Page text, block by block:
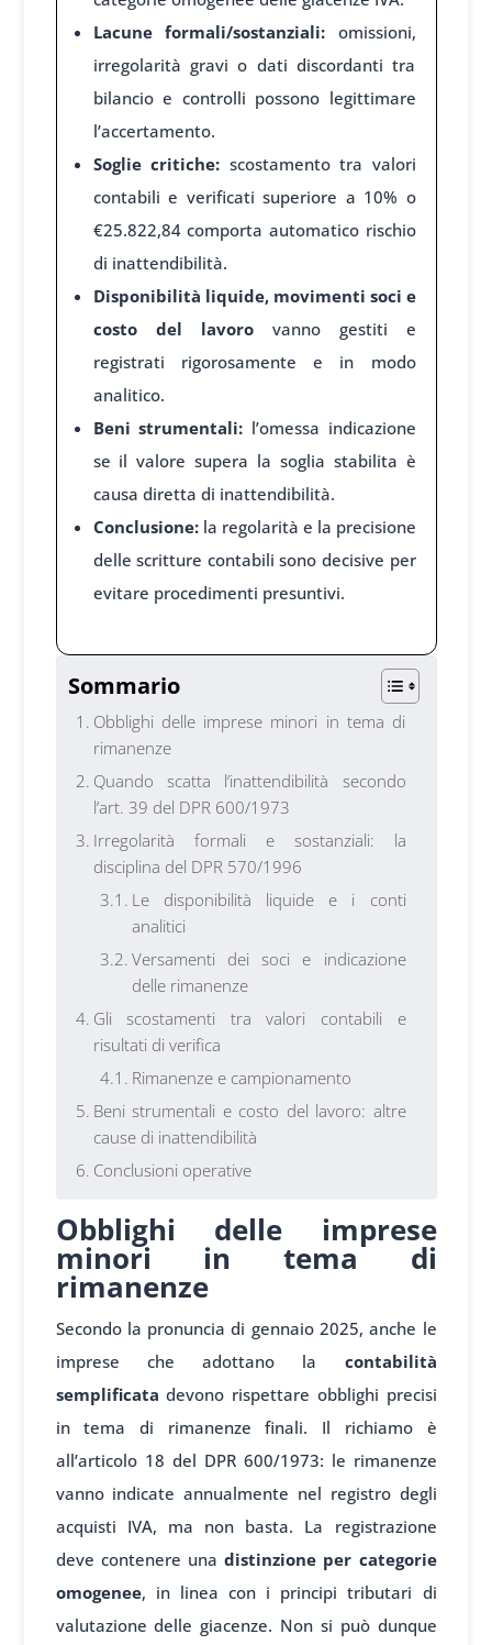
Lacune formali/sostanziali: omissioni,
irregolarità gravi o dati discordanti tra
bilancio e controlli possono legittimare
l’accertamento.
Soglie critiche: scostamento tra valori
contabili e verificati superiore a 10% o
€25.822,84 comporta automatico rischio
di inattendibilità.
Disponibilità liquide, movimenti soci e
costo del lavorovanno gestiti e
registrati rigorosamente e in modo
analitico.
Beni strumentali: l’omessa indicazione
se il valore supera la soglia stabilita è
causa diretta di inattendibilità.
Conclusione:la regolarità e la precisione
delle scritture contabili sono decisive per
evitare procedimenti presuntivi.
Sommario
Obblighi delle imprese minori in tema di
rimanenze
Quando scatta l’inattendibilità secondo
l’art. 39 del DPR 600/1973
Irregolarità formali e sostanziali: la
disciplina del DPR 570/1996
Le disponibilità liquide e i conti
analitici
Versamenti dei soci e indicazione
delle rimanenze
Gli scostamenti tra valori contabili e
risultati di verifica
Rimanenze e campionamento
Beni strumentali e costo del lavoro: altre
cause di inattendibilità
Conclusioni operative
Obblighi delle imprese
minori in tema di
rimanenze
Secondo la pronuncia di gennaio 2025, anche le
imprese che adottano la contabilità
semplificata devono rispettare obblighi precisi
in tema di rimanenze finali. Il richiamo è
all’articolo 18 del DPR 600/1973: le rimanenze
vanno indicate annualmente nel registro degli
acquisti IVA, ma non basta. La registrazione
deve contenere unadistinzione per categorie
omogenee, in linea con i principi tributari di
valutazione delle giacenze. Non si può dunque